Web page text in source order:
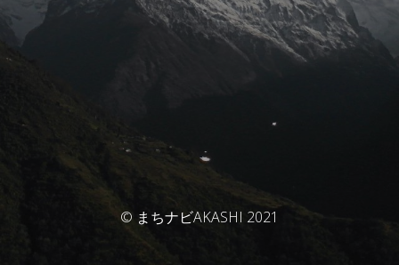
© まちナビAKASHI 2021